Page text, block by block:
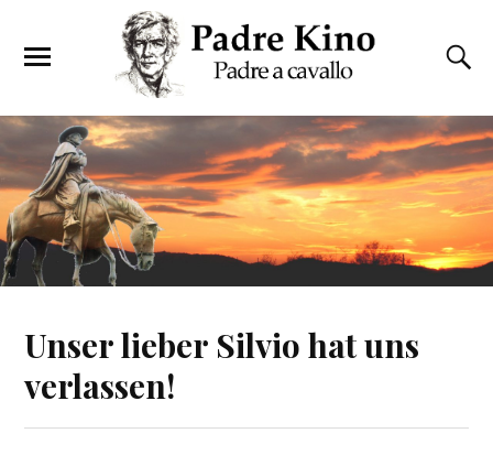
Unser lieber Silvio hat uns
verlassen!